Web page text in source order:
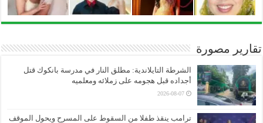
تقارير مصورة
الشرطة التايلاندية: مطلق النار في مدرسة بانكوك قتل
أجداده قبل هجومه على زملائه ومعلميه
2026-08-07
ترامب ينقذ طفلا من السقوط على المسرح ويحول الموقف